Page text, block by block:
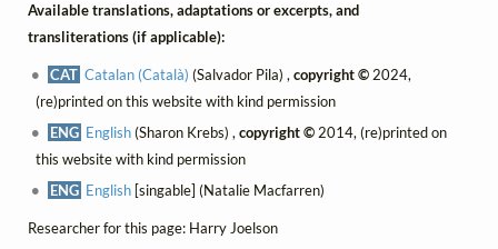
Available translations, adaptations or excerpts, and
transliterations (if applicable):
CAT Catalan (Català) (Salvador Pila) ,copyright © 2024,
(re)printed on this website with kind permission
ENG English(Sharon Krebs) ,copyright ©2014, (re)printed on
this website with kind permission
ENG English [singable] (Natalie Macfarren)
Researcher for this page: Harry Joelson